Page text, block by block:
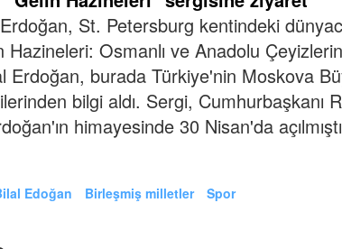
St. Petersburg kentindeki
Hazineleri: Osmanlı ve Anadolu
Erdoğan, burada Türkiye'nin Moskova
bilgi aldı. Sergi, Cumhurbaşkanı
himayesinde 30 Nisan'da
Edoğan Birleşmiş milletler Spor